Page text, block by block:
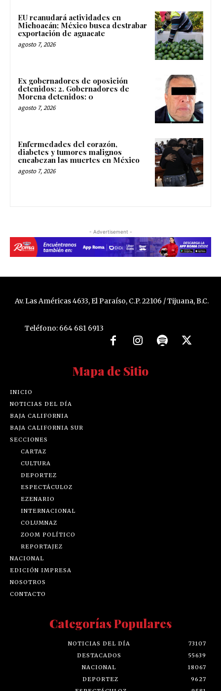
EU reanudará actividades en
Michoacán; México busca destrabar
exportación de aguacate
agosto 7, 2026
Ex gobernadores de oposición
detenidos: 2. Gobernadores de
Morena detenidos: 0
agosto 7, 2026
Enfermedades del corazón,
diabetes y tumores malignos
encabezan las muertes en México
agosto 7, 2026
- Advertisement -
Av. Las Américas 4633, El Paraíso, C.P. 22106 / Tijuana, B.C.
Teléfono: 664 681 6913
Mapa de Sitio
INICIO
NOTICIAS DEL DÍA
BAJA CALIFORNIA
BAJA CALIFORNIA SUR
SECCIONES
CARTAZ
CULTURA
DEPORTEZ
ESPECTÁCULOZ
EZENARIO
INTERNACIONAL
COLUMNAZ
ZOOM POLÍTICO
REPORTAJEZ
NACIONAL
EDICIÓN IMPRESA
NOSOTROS
CONTACTO
Categorías Populares
NOTICIAS DEL DÍA
73107
DESTACADOS
55639
NACIONAL
18067
DEPORTEZ
9627